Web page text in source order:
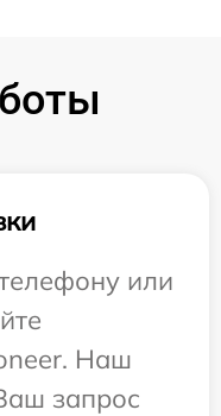
или
Наш
запрос